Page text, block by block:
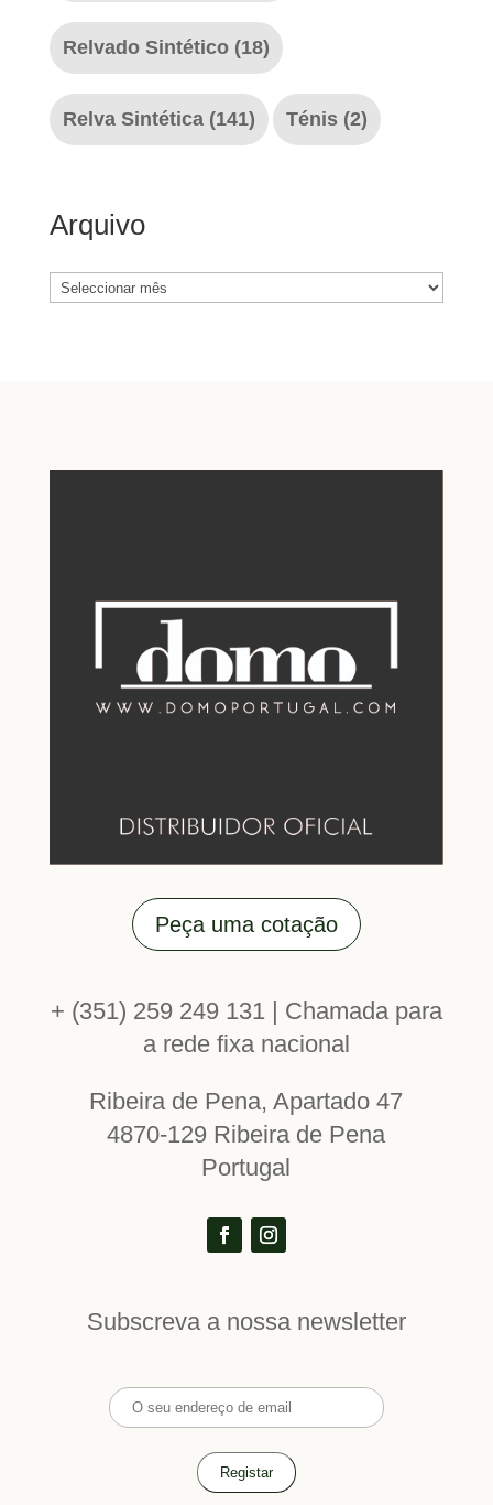
Relvado Sintético(18)
Relva Sintética(141) Ténis(2)
Arquivo
Arquivo
Peça uma cotação
+ (351) 259 249 131 | Chamada para
a rede fixa nacional
Ribeira de Pena, Apartado 47
4870-129 Ribeira de Pena
Portugal
Subscreva a nossa newsletter